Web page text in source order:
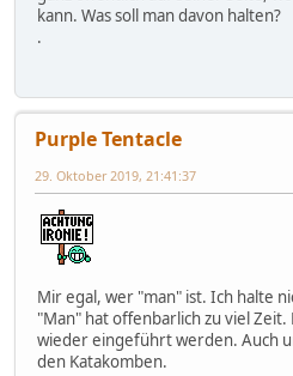
kann. Was soll man davon halten?
.
Purple Tentacle
29. Oktober 2019, 21:41:37
Mir egal, wer "man" ist. Ich halte
"Man" hat offenbarlich zu viel
wieder eingeführt werden. Auch
den Katakomben.